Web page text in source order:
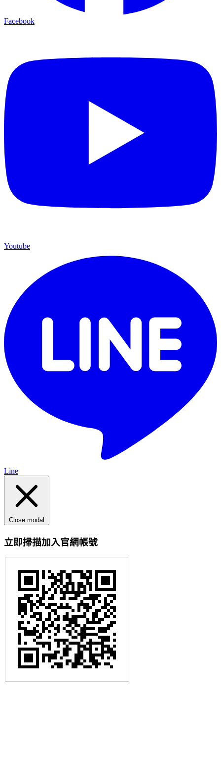
Facebook
Youtube
Line
Close modal
立即掃描加入官網帳號